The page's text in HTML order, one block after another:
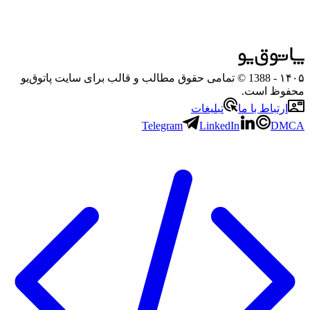
۱۴۰۵
- 1388 © تمامی حقوق مطالب و قالب برای سایت پاتوق‌یو
محفوظ است.
ارتباط با ما
تبلیغات
Telegram
LinkedIn DMCA